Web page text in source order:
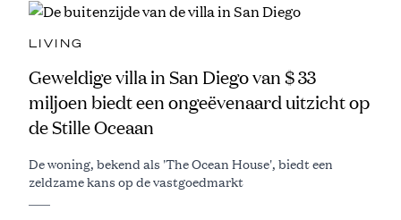
LIVING
Geweldige villa in San Diego van $ 33
miljoen biedt een ongeëvenaard uitzicht op
de Stille Oceaan
De woning, bekend als 'The Ocean House', biedt een
zeldzame kans op de vastgoedmarkt